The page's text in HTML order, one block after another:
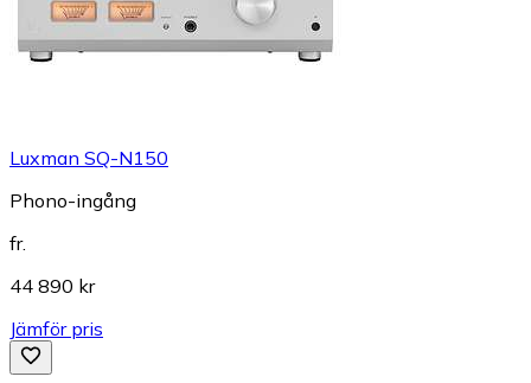
Luxman SQ-N150
Phono-ingång
fr.
44 890 kr
Jämför pris